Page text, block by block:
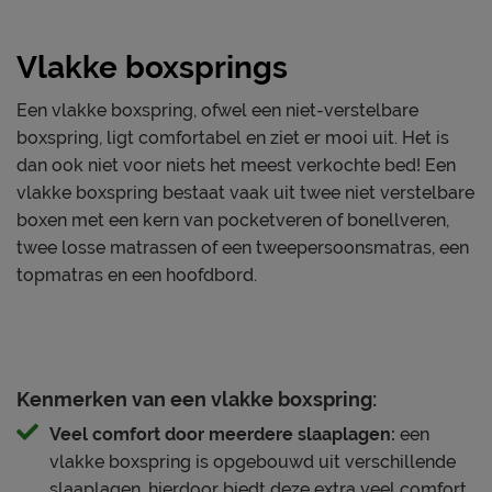
ervoor dat matrassen en topper perfect op hun plaats
blijven liggen, zodat jij geniet van ongestoord
slaapcomfort.
Geschikt voor een belasting tot 150 kg per persoon.
Deze boxspring blinkt uit in
Dé originele Valk Exclusief hotelboxspring
Royaal hoofdbord met maximale suite-uitstraling
slaaptechnologie
7-zone pocketvering in boxen en matrassen voor
optimale ondersteuning
Poothoogte
Specificaties boxspring
Kleur
liver
Stofgroep
Suite
Uitvoering
Vlak
Afdeklaag dikte
polyether SG30 / 2cm
(circa)
Matras(sen)
Modelnaam matras Valk Exclusief Poly
Vlakke boxsprings
Een vlakke boxspring, ofwel een niet-verstelbare
boxspring, ligt comfortabel en ziet er mooi uit. Het is
dan ook niet voor niets het meest verkochte bed! Een
vlakke boxspring bestaat vaak uit twee niet verstelbare
boxen met een kern van pocketveren of bonellveren,
twee losse matrassen of een tweepersoonsmatras, een
topmatras en een hoofdbord.
Kenmerken van een vlakke boxspring:
Veel comfort door meerdere slaaplagen: een
vlakke boxspring is opgebouwd uit verschillende